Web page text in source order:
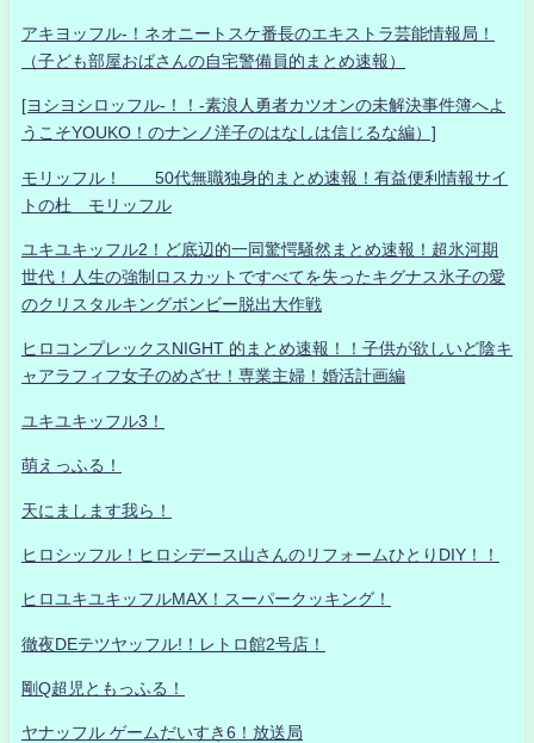
アキヨッフル-！ネオニートスケ番長のエキストラ芸能情報局！
（子ども部屋おばさんの自宅警備員的まとめ速報）
[ヨシヨシロッフル-！！-素浪人勇者カツオンの未解決事件簿へよ
うこそYOUKO！のナンノ洋子のはなしは信じるな編）]
モリッフル！ 50代無職独身的まとめ速報！有益便利情報サイ
トの杜 モリッフル
ユキユキッフル2！ど底辺的一同驚愕騒然まとめ速報！超氷河期
世代！人生の強制ロスカットですべてを失ったキグナス氷子の愛
のクリスタルキングボンビー脱出大作戦
ヒロコンプレックスNIGHT 的まとめ速報！！子供が欲しいど陰キ
ャアラフィフ女子のめざせ！専業主婦！婚活計画編
ユキユキッフル3！
萌えっふる！
天にまします我ら！
ヒロシッフル！ヒロシデース山さんのリフォームひとりDIY！！
ヒロユキユキッフルMAX！スーパークッキング！
徹夜DEテツヤッフル!！レトロ館2号店！
剛Q超児ともっふる！
ヤナッフル ゲームだいすき6！放送局